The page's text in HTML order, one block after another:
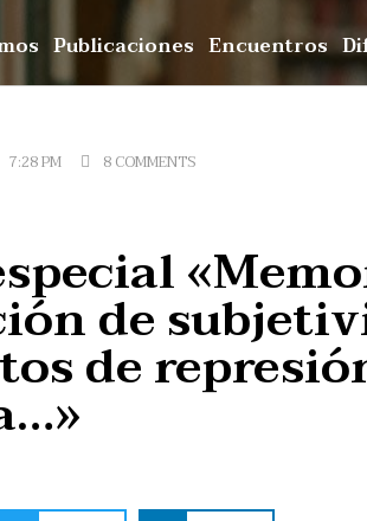
Publicaciones Encuentros
7:28 PM 8 COMMENTS
de
de